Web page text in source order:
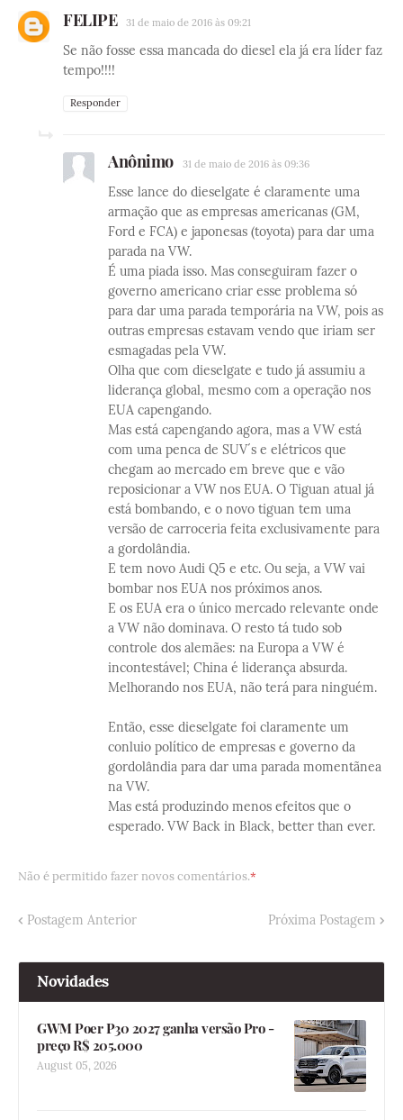
FELIPE 31 de maio de 2016 às 09:21
Se não fosse essa mancada do diesel ela já era líder faz
tempo!!!!
Responder
Anônimo 31 de maio de 2016 às 09:36
Esse lance do dieselgate é claramente uma
armação que as empresas americanas (GM,
Ford e FCA) e japonesas (toyota) para dar uma
parada na VW.
É uma piada isso. Mas conseguiram fazer o
governo americano criar esse problema só
para dar uma parada temporária na VW, pois as
outras empresas estavam vendo que iriam ser
esmagadas pela VW.
Olha que com dieselgate e tudo já assumiu a
liderança global, mesmo com a operação nos
EUA capengando.
Mas está capengando agora, mas a VW está
com uma penca de SUV´s e elétricos que
chegam ao mercado em breve que e vão
reposicionar a VW nos EUA. O Tiguan atual já
está bombando, e o novo tiguan tem uma
versão de carroceria feita exclusivamente para
a gordolândia.
E tem novo Audi Q5 e etc. Ou seja, a VW vai
bombar nos EUA nos próximos anos.
E os EUA era o único mercado relevante onde
a VW não dominava. O resto tá tudo sob
controle dos alemães: na Europa a VW é
incontestável; China é liderança absurda.
Melhorando nos EUA, não terá para ninguém.
Então, esse dieselgate foi claramente um
conluio político de empresas e governo da
gordolândia para dar uma parada momentãnea
na VW.
Mas está produzindo menos efeitos que o
esperado. VW Back in Black, better than ever.
Não é permitido fazer novos comentários.
Postagem Anterior Próxima Postagem
Novidades
GWM Poer P30 2027 ganha versão Pro -
preço R$ 205.000
August 05, 2026